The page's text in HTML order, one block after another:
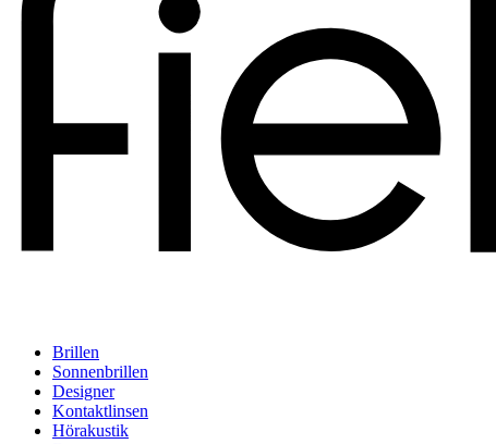
Brillen
Sonnenbrillen
Designer
Kontaktlinsen
Hörakustik